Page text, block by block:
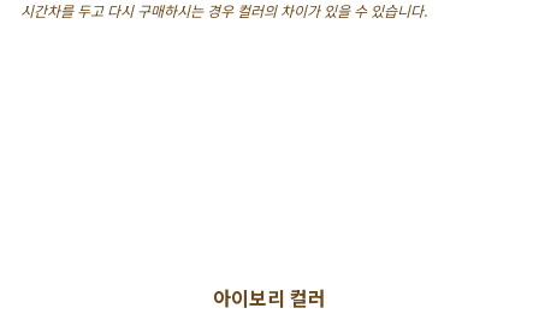
시간차를 두고 다시 구매하시는 경우 컬러의 차이가 있을 수 있습니다.
아이보리 컬러